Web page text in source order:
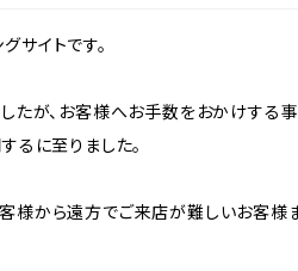
サイトです。
たが、お客様へお手数をおかけする
るに至りました。
様から遠方でご来店が難しいお客様